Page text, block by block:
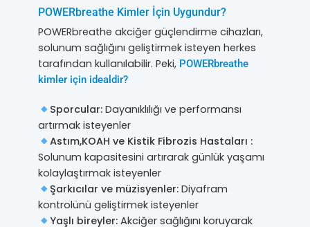
POWERbreathe Kimler İçin Uygundur?
POWERbreathe akciğer güçlendirme cihazları,
solunum sağlığını geliştirmek isteyen herkes
tarafından kullanılabilir. Peki, POWERbreathe
kimler için idealdir?
Sporcular:Dayanıklılığı ve performansı
artırmak isteyenler
Astım,KOAH ve Kistik Fibrozis Hastaları :
Solunum kapasitesini artırarak günlük yaşamı
kolaylaştırmak isteyenler
Şarkıcılar ve müzisyenler:Diyafram
kontrolünü geliştirmek isteyenler
Yaşlı bireyler:Akciğer sağlığını koruyarak